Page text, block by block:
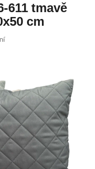
611 tmavě
cm